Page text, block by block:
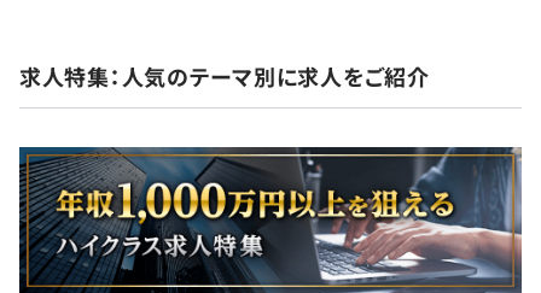
◎面接の評価項目数：500%増加
価可能に。
◎面接内容の記録：300%増加
面接内容を議事録・録画データ保存。面接情報を最大限引
継ぎ可能。
入社時配布に加え、毎年役職や実績に応じて配布予定で
す。
入社時に適性給与を下げた場合は、SO配布割合を上げる
ことも可能です。
経営資源をより重要な業務に集中させることができ
ます。 ②企業と求職者を精度高くマッチング AI面接
官がマルチアングルに評価した実力を元に、企業は
「求職者」の選考を進めることができます。AI面接官
が評価するさまざまな項目で候補者を評価できるた
め、精度の高いマッチングが実現されます。 【働き
やすい環境】 ■リモート可・裁量労働制を採用 世界
求人特集：人気のテーマ別に求人をご紹介